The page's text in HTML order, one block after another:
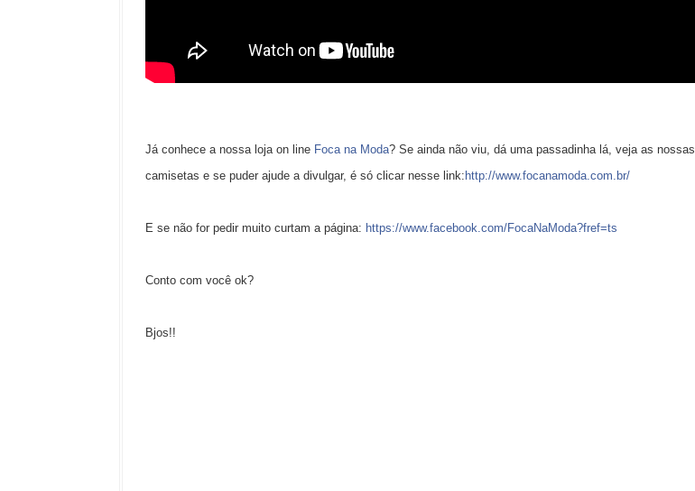
Já conhece a nossa loja on line Foca na Moda? Se ainda não viu, dá uma passadinha lá, veja as nossas
camisetas e se puder ajude a divulgar, é só clicar nesse link: http://www.focanamoda.com.br/
E se não for pedir muito curtam a página: https://www.facebook.com/FocaNaModa?fref=ts
Conto com você ok?
Bjos!!